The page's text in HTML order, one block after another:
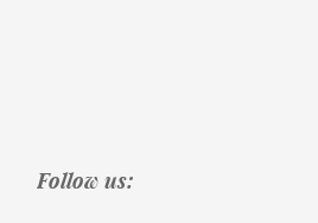
Follow us: